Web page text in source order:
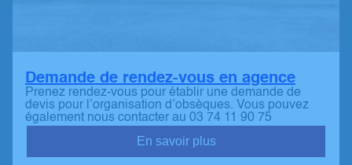
Demande de rendez-vous en agence
Prenez rendez-vous pour établir une demande de
devis pour l’organisation d’obsèques. Vous pouvez
également nous contacter au 03 74 11 90 75
En savoir plus